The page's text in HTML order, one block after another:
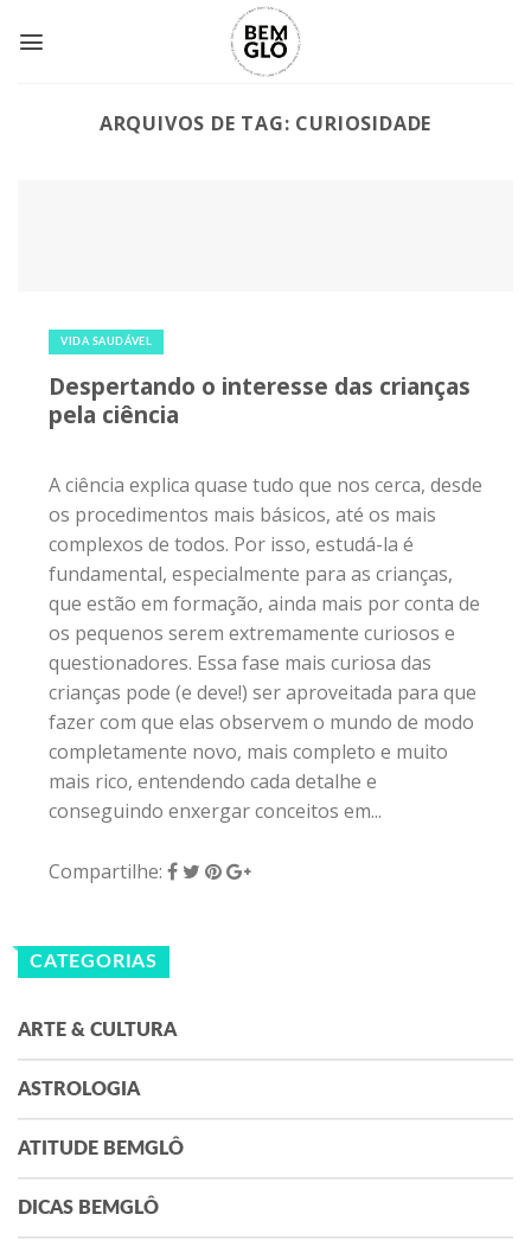
ARQUIVOS DE TAG: CURIOSIDADE
VIDA SAUDÁVEL
Despertando o interesse das crianças
pela ciência
A ciência explica quase tudo que nos cerca, desde
os procedimentos mais básicos, até os mais
complexos de todos. Por isso, estudá-la é
fundamental, especialmente para as crianças,
que estão em formação, ainda mais por conta de
os pequenos serem extremamente curiosos e
questionadores. Essa fase mais curiosa das
crianças pode (e deve!) ser aproveitada para que
fazer com que elas observem o mundo de modo
completamente novo, mais completo e muito
mais rico, entendendo cada detalhe e
conseguindo enxergar conceitos em...
Compartilhe:
CATEGORIAS
ARTE & CULTURA
ASTROLOGIA
ATITUDE BEMGLÔ
DICAS BEMGLÔ